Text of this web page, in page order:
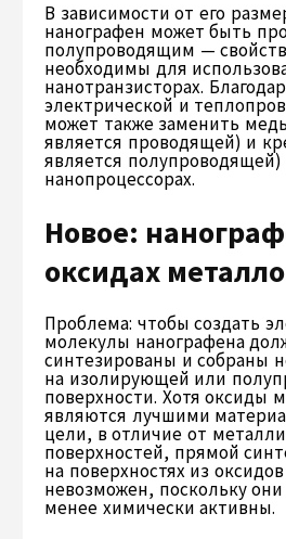
В зависимости от его
нанографен может быть
полупроводящим —
необходимы для
нанотранзисторах.
электрической и
может также заменить
является проводящей) и
является
нанопроцессорах.
Новое:
оксидах
Проблема: чтобы создать
молекулы нанографена
синтезированы и собраны
на изолирующей или
поверхности. Хотя оксиды
являются лучшими
цели, в отличие от
поверхностей, прямой
на поверхностях из
невозможен, поскольку
менее химически активны.